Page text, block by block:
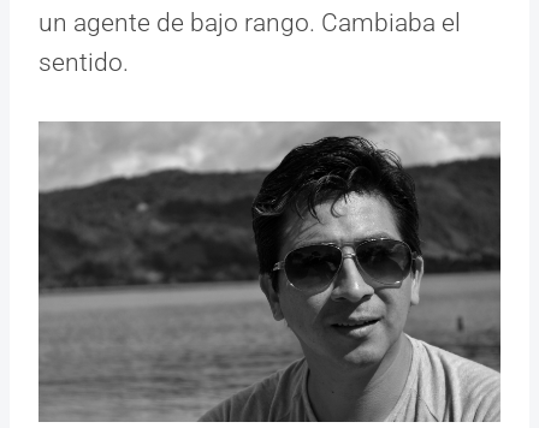
un agente de bajo rango. Cambiaba el
sentido.